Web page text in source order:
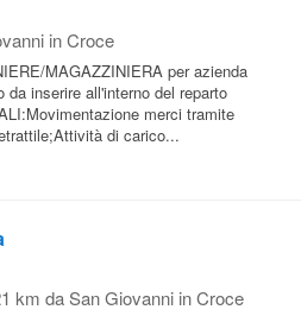
in Croce
MAGAZZINIERA per azienda
inserire all'interno del reparto
merci tramite
di carico...
km da San Giovanni in Croce